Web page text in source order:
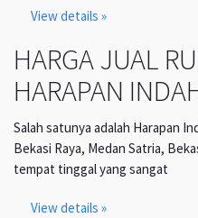
View details »
HARGA JUAL
HARAPAN
Salah satunya adalah Harapan
Bekasi Raya, Medan Satria,
tempat tinggal yang sangat
View details »